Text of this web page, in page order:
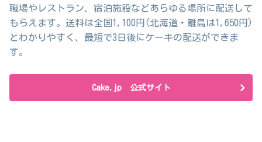
職場やレストラン、宿泊施設などあらゆる場所に配送して
もらえます。送料は全国1,100円(北海道・離島は1,650円)
とわかりやすく、最短で3日後にケーキの配送ができま
す。
Cake.jp 公式サイト